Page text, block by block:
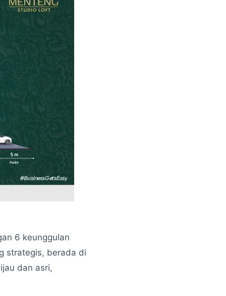
6 keunggulan
strategis, berada di
dan asri,